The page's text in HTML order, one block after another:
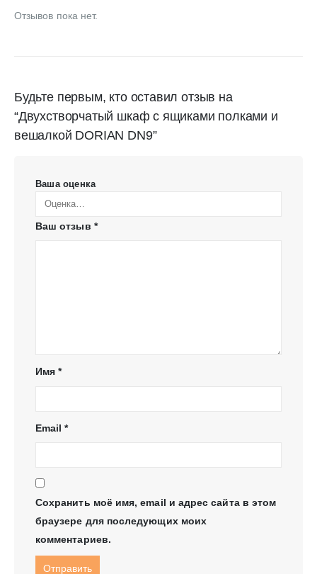
Отзывов пока нет.
Будьте первым, кто оставил отзыв на
“Двухстворчатый шкаф с ящиками полками и
вешалкой DORIAN DN9”
Ваша оценка
Ваш отзыв *
Имя*
Email*
Сохранить моё имя, email и адрес сайта в этом
браузере для последующих моих
комментариев.